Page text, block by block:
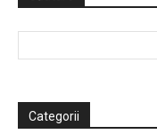
Categorii